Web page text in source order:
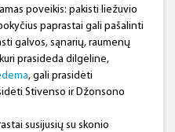
poveikis: pakisti liežuvio
paprastai gali pašalinti
galvos, sąnarių, raumenų
prasideda dilgėline,
, gali prasidėti
Stivenso ir Džonsono
susijusių su skonio